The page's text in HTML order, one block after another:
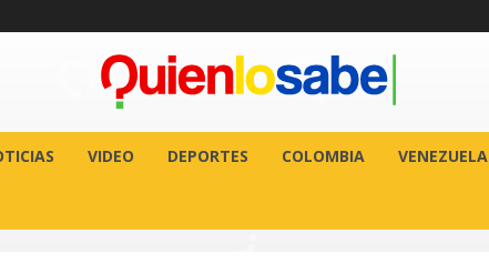
VIDEO DEPORTES COLOMBIA VENEZUELA